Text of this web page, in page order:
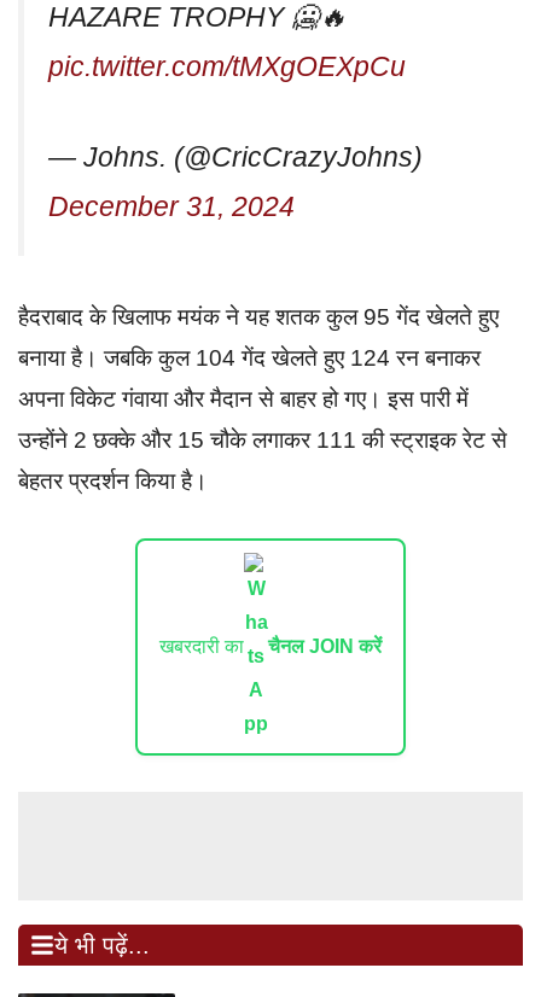
HAZARE TROPHY 🥶🔥
pic.twitter.com/tMXgOEXpCu
— Johns. (@CricCrazyJohns)
December 31, 2024
हैदराबाद के खिलाफ मयंक ने यह शतक कुल 95 गेंद खेलते हुए
बनाया है। जबकि कुल 104 गेंद खेलते हुए 124 रन बनाकर
अपना विकेट गंवाया और मैदान से बाहर हो गए। इस पारी में
उन्होंने 2 छक्के और 15 चौके लगाकर 111 की स्ट्राइक रेट से
बेहतर प्रदर्शन किया है।
खबरदारी का चैनल JOIN करें
ये भी पढ़ें...